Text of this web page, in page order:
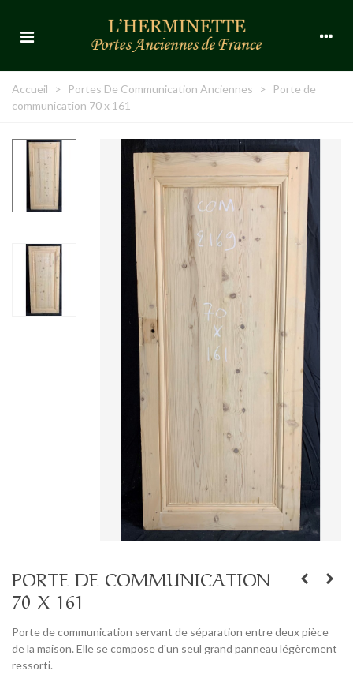
Accueil > Portes De Communication Anciennes >
Porte de
communication 70 x 161
PORTE DE COMMUNICATION
70 X 161
Porte de communication servant de séparation entre deux pièce
de la maison. Elle se compose d'un seul grand panneau légèrement
ressorti.